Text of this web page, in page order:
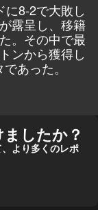
8-2で大敗し
露呈し、移籍
。その中で最
ンから獲得し
あった。
したか？
より多くのレポ